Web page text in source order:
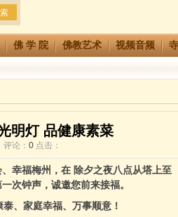
佛 学 院 佛教艺术 视频音频
明灯 品健康素菜
论： 0 点击：
幸福梅州，在 除夕之夜八点从塔上至
次钟声，诚邀您前来接福。
、家庭幸福、万事顺意！